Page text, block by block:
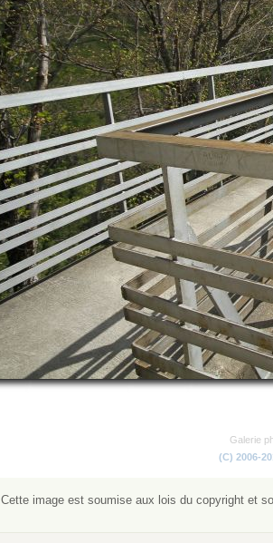
Galerie
(C) 2006-
Cette image est soumise aux lois du copyright et